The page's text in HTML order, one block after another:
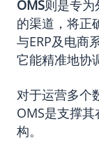
OMS则是专
的渠道，将正
与ERP及电
它能精准地协
对于运营多个
OMS是支撑
构。